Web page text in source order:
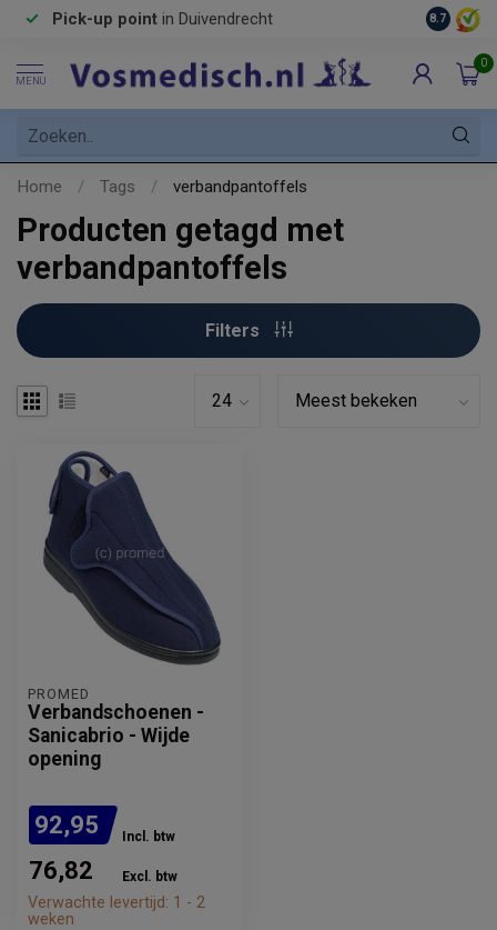
Pick-up point in Duivendrecht 8.7
MENU
0
Home / Tags / verbandpantoffels
Producten getagd met
verbandpantoffels
Filters
PROMED
Verbandschoenen -
Sanicabrio - Wijde
opening
92,95 Incl. btw
76,82 Excl. btw
Verwachte levertijd: 1 - 2
weken